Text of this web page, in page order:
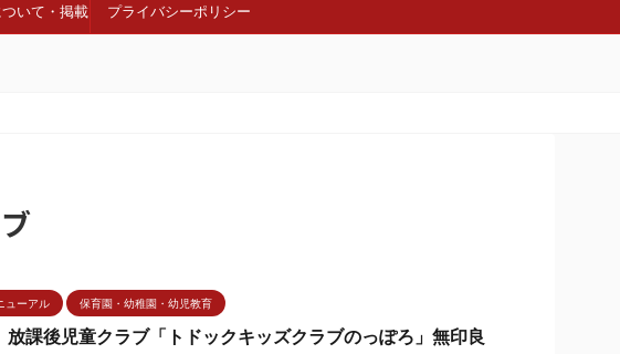
いて・掲載 プライバシーポリシー
ューアル 保育園・幼稚園・幼児教育
放課後児童クラブ「トドックキッズクラブのっぽろ」無印良